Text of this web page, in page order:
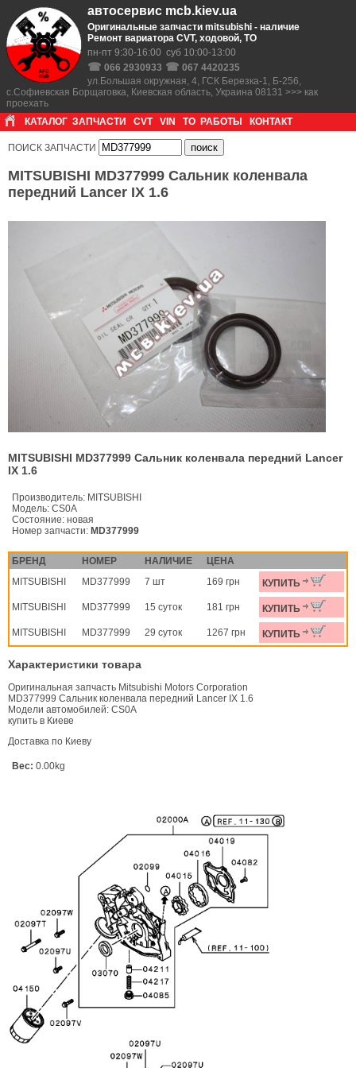
автосервис mcb.kiev.ua
Оригинальные запчасти mitsubishi - наличие
Ремонт вариатора CVT, ходовой, ТО
пн-пт 9:30-16:00 суб 10:00-13:00
☎ 066 2930933 ☎ 067 4420235
ул.Большая окружная, 4, ГСК Березка-1, Б-256,
с.Софиевская Борщаговка, Киевская область, Украина 08131 >>> как
проехать
КАТАЛОГ ЗАПЧАСТИ CVT VIN ТО РАБОТЫ КОНТАКТ
ПОИСК ЗАПЧАСТИ
MITSUBISHI MD377999 Сальник коленвала
передний Lancer IX 1.6
MITSUBISHI MD377999 Сальник коленвала передний Lancer
IX 1.6
Производитель: MITSUBISHI
Модель: CS0A
Состояние: новая
Номер запчасти: MD377999
БРЕНД НОМЕР НАЛИЧИЕ
ЦЕНА
MITSUBISHI
MD377999 7 шт 169 грн КУПИТЬ
MITSUBISHI MD377999 15 суток 181 грн КУПИТЬ
MITSUBISHI MD377999 29 суток 1267 грн КУПИТЬ
Характеристики товара
Оригинальная запчасть Mitsubishi Motors Corporation
MD377999 Сальник коленвала передний Lancer IX 1.6
Модели автомобилей: CS0A
купить в Киеве
Доставка по Киеву
Вес: 0.00kg